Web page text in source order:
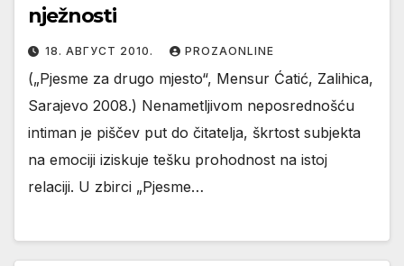
nježnosti
18. АВГУСТ 2010. PROZAONLINE
(„Pjesme za drugo mjesto“, Mensur Ćatić, Zalihica,
Sarajevo 2008.) Nenametljivom neposrednošću
intiman je piščev put do čitatelja, škrtost subjekta
na emociji iziskuje tešku prohodnost na istoj
relaciji. U zbirci „Pjesme…